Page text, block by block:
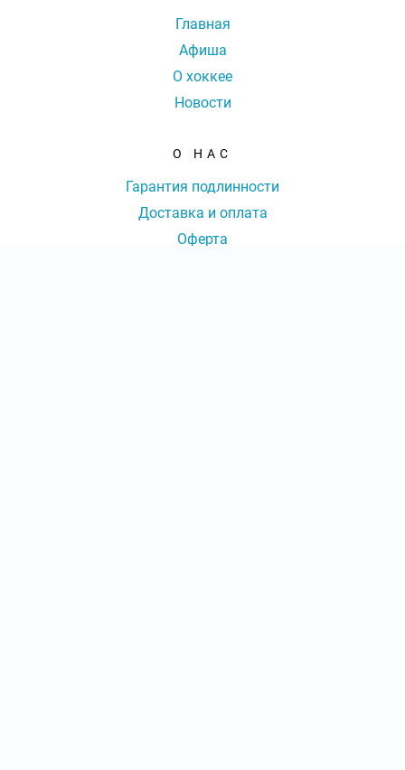
Главная
Афиша
О хоккее
Новости
О НАС
Гарантия подлинности
Доставка и оплата
Оферта